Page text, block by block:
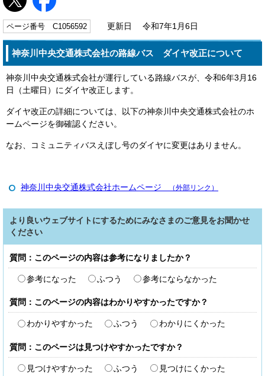
ページ番号 C1056592 更新日 令和7年1月6日
神奈川中央交通株式会社の路線バス ダイヤ改正について
神奈川中央交通株式会社が運行している路線バスが、令和6年3月16
日（土曜日）にダイヤ改正します。
ダイヤ改正の詳細については、以下の神奈川中央交通株式会社のホ
ームページを御確認ください。
なお、コミュニティバスえぼし号のダイヤに変更はありません。
神奈川中央交通株式会社ホームページ （外部リンク）
より良いウェブサイトにするためにみなさまのご意見をお聞かせ
ください
質問：このページの内容は参考になりましたか？
参考になった ふつう 参考にならなかった
質問：このページの内容はわかりやすかったですか？
わかりやすかった ふつう わかりにくかった
質問：このページは見つけやすかったですか？
見つけやすかった ふつう 見つけにくかった